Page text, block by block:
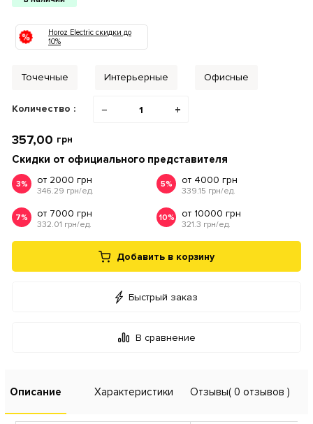
Horoz Electric скидки до
10%
Точечные Интерьерные Офисные
Количество : − +
357,00 грн
Скидки от официального представителя
3% от 2000 грн
346.29 грн/ед.
5% от 4000 грн
339.15 грн/ед.
7% от 7000 грн
332.01 грн/ед.
10% от 10000 грн
321.3 грн/ед.
Добавить в корзину
Быстрый заказ
В сравнение
Описание Характеристики Отзывы( 0 отзывов )